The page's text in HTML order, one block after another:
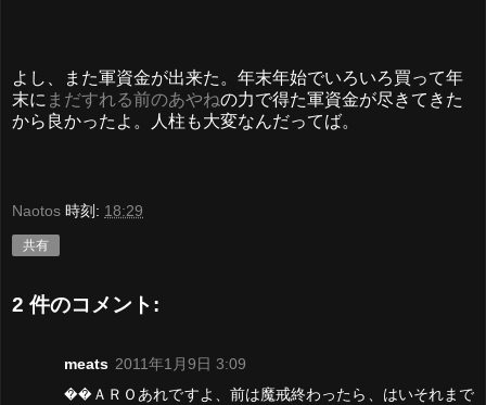
よし、また軍資金が出来た。年末年始でいろいろ買って年
末に まだすれる前のあやねの力で得た軍資金が尽きてきた
から良かったよ。人柱も大変なんだってば。
Naotos 時刻: 18:29
共有
2 件のコメント:
meats 2011年1月9日 3:09
��ＡＲＯあれですよ、前は魔戒終わったら、はいそれまで